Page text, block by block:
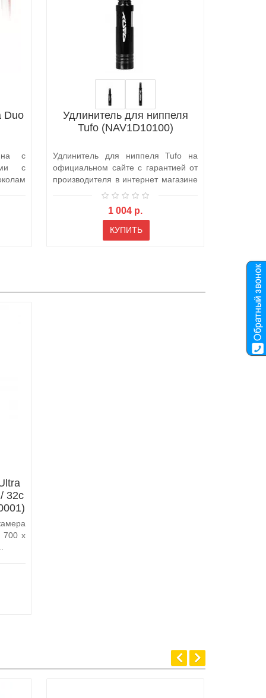
Duo
с
с
Удлинитель для ниппеля
Tufo (NAV1D10100)
Удлинитель для ниппеля Tufo на
официальном сайте с гарантией от
производителя в интернет магазине
1 004 р.
КУПИТЬ
32c
700 x